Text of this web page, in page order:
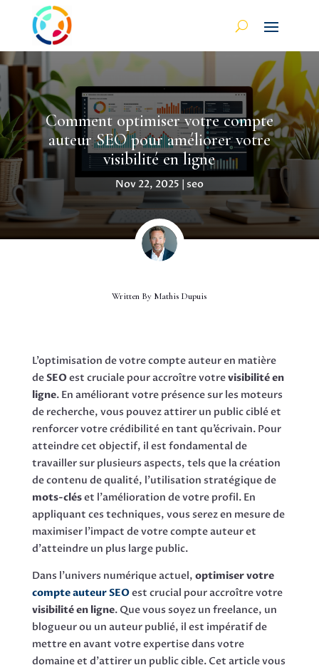
Comment optimiser votre compte
auteur SEO pour améliorer votre
visibilité en ligne
Nov 22, 2025 | seo
Written By Mathis Dupuis
L’optimisation de votre compte auteur en matière
deSEOest cruciale pour accroître votrevisibilité en
ligne. En améliorant votre présence sur les moteurs
de recherche, vous pouvez attirer un public ciblé et
renforcer votre crédibilité en tant qu’écrivain. Pour
atteindre cet objectif, il est fondamental de
travailler sur plusieurs aspects, tels que la création
de contenu de qualité, l’utilisation stratégique de
mots-cléset l’amélioration de votre profil. En
appliquant ces techniques, vous serez en mesure de
maximiser l’impact de votre compte auteur et
d’atteindre un plus large public.
Dans l’univers numérique actuel, optimiser votre
compte auteur SEOest crucial pour accroître votre
visibilité en ligne. Que vous soyez un freelance, un
blogueur ou un auteur publié, il est impératif de
mettre en avant votre expertise dans votre
domaine et d’attirer un public cible. Cet article vous